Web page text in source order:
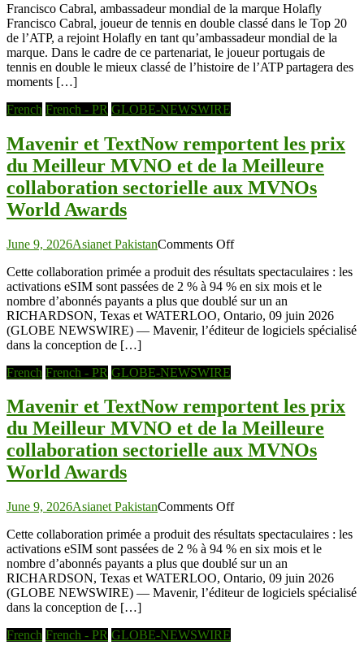
annonce
un
partenariat
avec
Francisco
en
double
classé
dans
le
de
Francisco Cabral, ambassadeur mondial de la marque Holafly
Francisco Cabral, joueur de tennis en double classé dans le Top 20
de l’ATP, a rejoint Holafly en tant qu’ambassadeur mondial de la
marque. Dans le cadre de ce partenariat, le joueur portugais de
tennis en double le mieux classé de l’histoire de l’ATP partagera des
moments […]
French French - PR GLOBE-NEWSWIRE
Mavenir et TextNow remportent les prix
du Meilleur MVNO et de la Meilleure
collaboration sectorielle aux MVNOs
World Awards
June 9, 2026Asianet PakistanComments Offon
et
TextNow
remportent
les
prix
de
la
Meilleure
collaboration
sectorielle
World
Cette collaboration primée a produit des résultats spectaculaires : les
activations eSIM sont passées de 2 % à 94 % en six mois et le
nombre d’abonnés payants a plus que doublé sur un an
RICHARDSON, Texas et WATERLOO, Ontario, 09 juin 2026
(GLOBE NEWSWIRE) — Mavenir, l’éditeur de logiciels spécialisé
dans la conception de […]
French French - PR GLOBE-NEWSWIRE
Mavenir et TextNow remportent les prix
du Meilleur MVNO et de la Meilleure
collaboration sectorielle aux MVNOs
World Awards
June 9, 2026Asianet PakistanComments Offon
et
TextNow
remportent
les
prix
Cette collaboration primée a produit des résultats spectaculaires : les
activations eSIM sont passées de 2 % à 94 % en six mois et le
nombre d’abonnés payants a plus que doublé sur un an
RICHARDSON, Texas et WATERLOO, Ontario, 09 juin 2026
(GLOBE NEWSWIRE) — Mavenir, l’éditeur de logiciels spécialisé
dans la conception de […]
French French - PR GLOBE-NEWSWIRE